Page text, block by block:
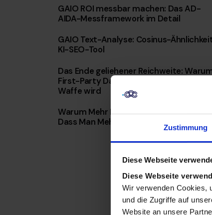
Zustimmung
Diese Webseite
Diese Webseite
Wir verwenden Cookies,
und die Zugriffe auf
Website an unsere
GAIO ROI messbar machen: Das AD-
AIDA-Messframework im Detail
GAIO Text-Analyse: Cosinus-
KI-SEO-Tool
Das Ende geliehener Reichweite:
First-Party Data mit KI Ihre wertvollste
Waffe wird
Warum Mehr Daten Nicht Bedeuten,
Dass Man Mehr Weiß